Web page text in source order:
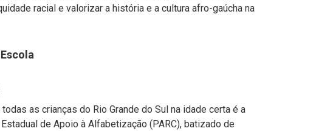
racial e valorizar a história e a cultura afro-gaúcha na
as crianças do Rio Grande do Sul na idade certa é a
de Apoio à Alfabetização (PARC), batizado de